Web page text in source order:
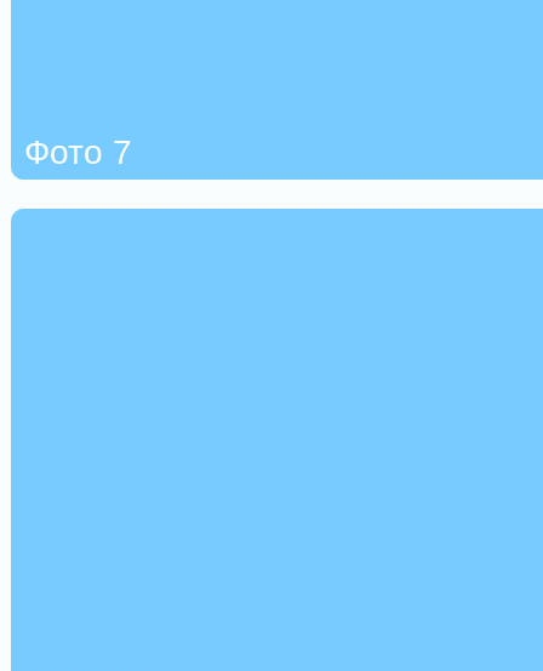
Фото 7